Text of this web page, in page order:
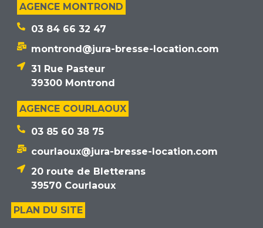
AGENCE MONTROND
03 84 66 32 47
montrond@jura-bresse-location.com
31 Rue Pasteur
39300 Montrond
AGENCE COURLAOUX
03 85 60 38 75
courlaoux@jura-bresse-location.com
20 route de Bletterans
39570 Courlaoux
PLAN DU SITE